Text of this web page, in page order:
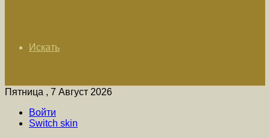
Искать
Пятница , 7 Август 2026
Войти
Switch skin